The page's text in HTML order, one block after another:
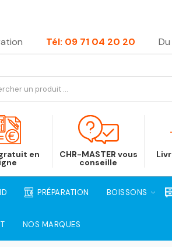
Tél: 09 71 04 20 20
en CHR-MASTER vous
conseille
PRÉPARATION BOISSONS
NOS MARQUES